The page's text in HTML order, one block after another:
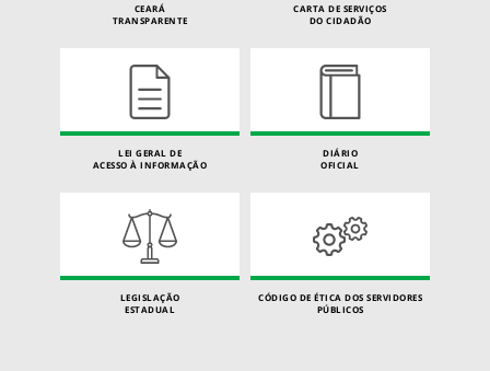
CEARÁ
TRANSPARENTE
CARTA DE SERVIÇOS
DO CIDADÃO
LEI GERAL DE
ACESSO À INFORMAÇÃO
DIÁRIO
OFICIAL
LEGISLAÇÃO
ESTADUAL
CÓDIGO DE ÉTICA DOS SERVIDORES
PÚBLICOS